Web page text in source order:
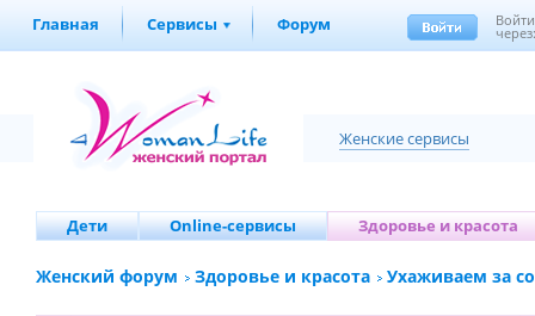
Главная Сервисы Форум Войти
Женские сервисы
Дети Online-сервисы Здоровье и красота
Женский форум Здоровье и красота Ухаживаем за